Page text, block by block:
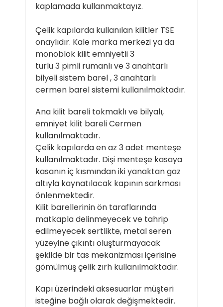
kaplamada kullanmaktayız.
Çelik kapılarda kullanılan kilitler TSE
onaylıdır. Kale marka merkezi ya da
monoblok kilit emniyetli 3
turlu 3 pimli rumanlı ve 3 anahtarlı
bilyeli sistem barel , 3 anahtarlı
cermen barel sistemi kullanılmaktadır.
Ana kilit bareli tokmaklı ve bilyalı,
emniyet kilit bareli Cermen
kullanılmaktadır.
Çelik kapılarda en az 3 adet menteşe
kullanılmaktadır. Dişi menteşe kasaya
kasanın iç kısmından iki yanaktan gaz
altıyla kaynatılacak kapının sarkması
önlenmektedir.
Kilit barellerinin ön taraflarında
matkapla delinmeyecek ve tahrip
edilmeyecek sertlikte, metal seren
yüzeyine çıkıntı oluşturmayacak
şekilde bir tas mekanizması içerisine
gömülmüş çelik zırh kullanılmaktadır.
Kapı üzerindeki aksesuarlar müşteri
isteğine bağlı olarak değişmektedir.